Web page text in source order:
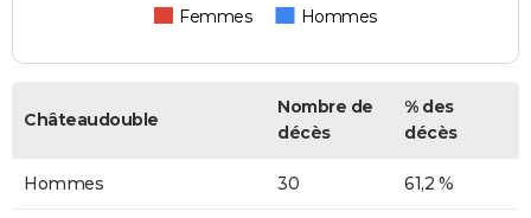
Femmes Hommes
Châteaudouble
Nombre de
décès
% des
décès
Hommes 30 61,2 %